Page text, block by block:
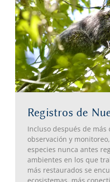
Registros de
Incluso después de
observación y
especies nunca antes
ambientes en los que
más restaurados se